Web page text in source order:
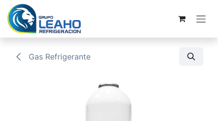
Ir al contenido
Gas Refrigerante